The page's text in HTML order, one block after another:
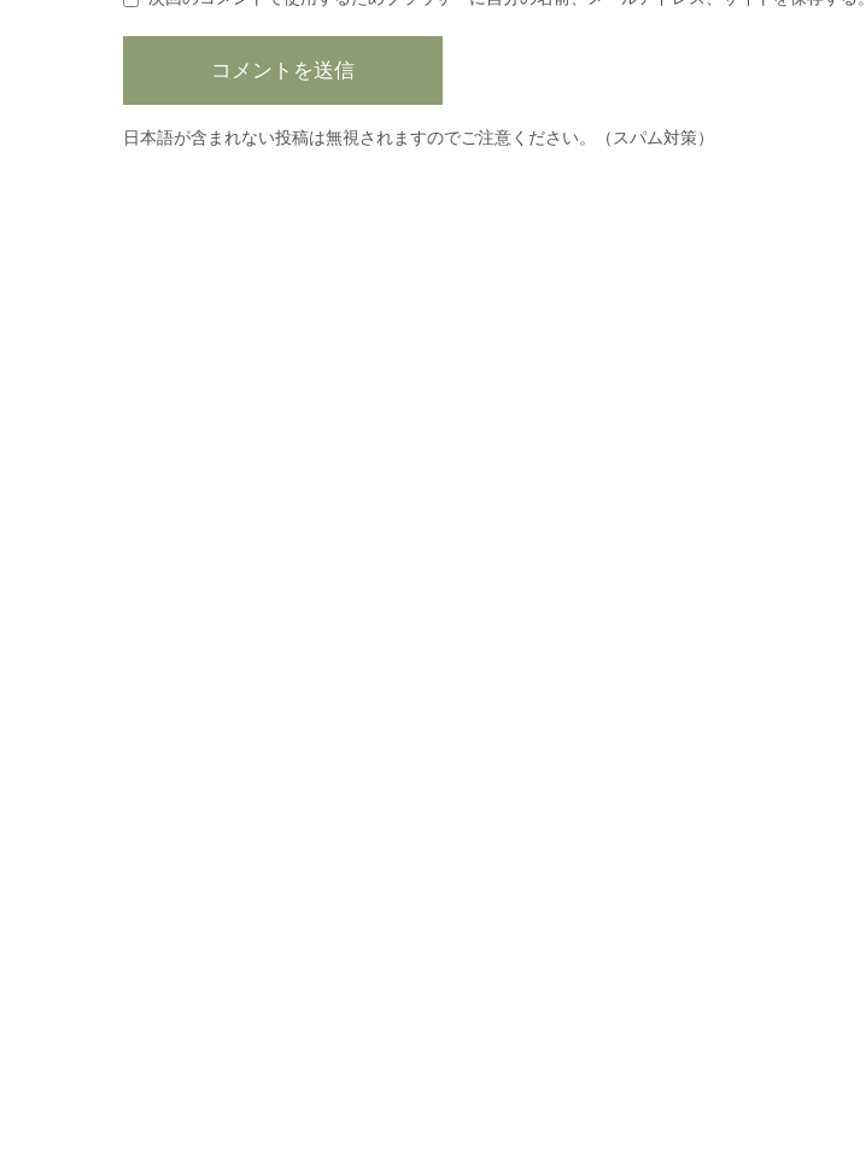
日本語が含まれない投稿は無視されますのでご注意ください。（スパム対策）